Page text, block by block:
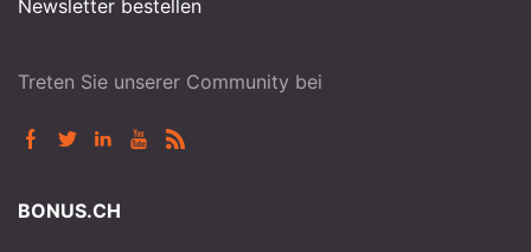
Newsletter bestellen
Treten Sie unserer Community bei
BONUS.CH